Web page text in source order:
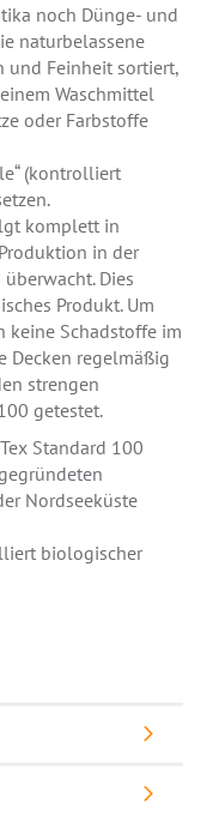
noch Dünge- und
naturbelassene
und Feinheit sortiert,
Waschmittel
oder Farbstoffe
(kontrolliert
komplett in
in der
Dies
Produkt. Um
keine Schadstoffe im
Decken regelmäßig
strengen
getestet.
Standard 100
Nordseeküste
biologischer